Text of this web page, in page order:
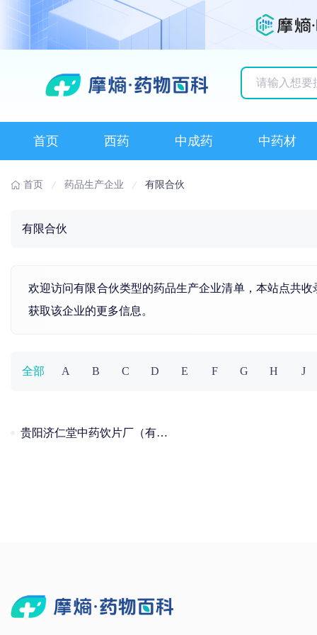
首页 西药 中成药 中药材
首页 药品生产企业 有限合伙
有限合伙
欢迎访问有限合伙类型的药品生产企业清单，本站点共
获取该企业的更多信息。
全部 A B C D E F G H J
贵阳济仁堂中药饮片厂（有限合伙）